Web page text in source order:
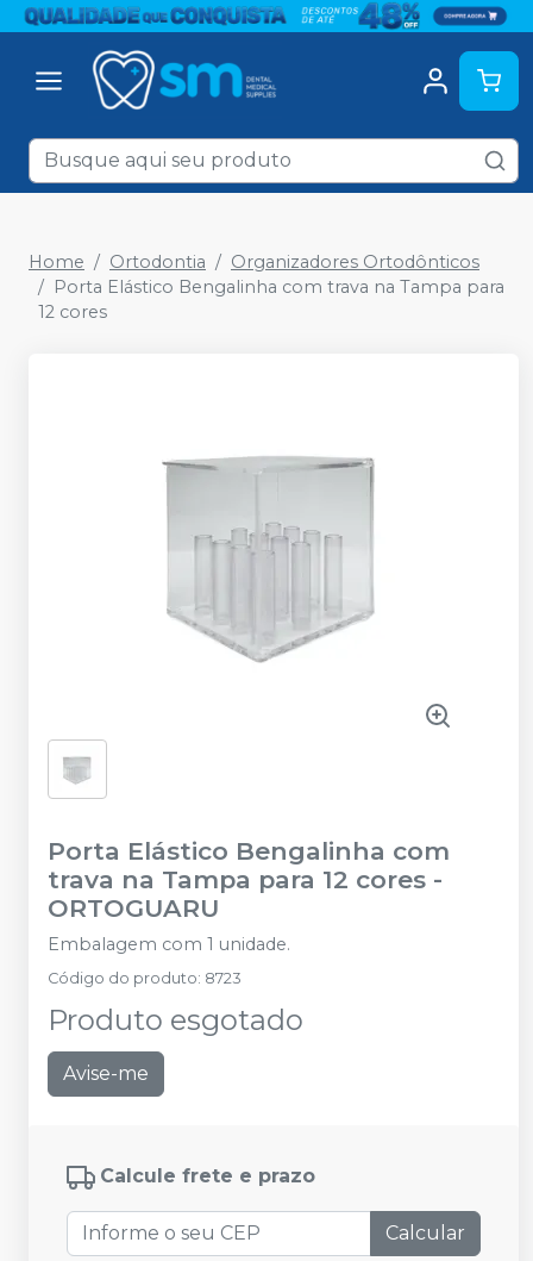
Home Ortodontia
Organizadores Ortodônticos
Porta Elástico Bengalinha com trava na Tampa para
12 cores
Porta Elástico Bengalinha com
trava na Tampa para 12 cores -
ORTOGUARU
Embalagem com 1 unidade.
Código do produto: 8723
Produto esgotado
Avise-me
Calcule frete e prazo
Calcular